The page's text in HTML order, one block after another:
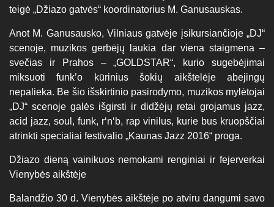
teigė „Džiazo gatvės“ koordinatorius M. Ganusauskas.
Anot M. Ganusausko, Vilniaus gatvėje įsikursiančioje „DJ“
scenoje, muzikos gerbėjų laukia dar viena staigmena –
svečias ir Prahos – „GOLDSTAR“, kurio sugebėjimai
miksuoti funk’o kūrinius šokių aikštelėje abejingų
nepalieka. Be šio išskirtinio pasirodymo, muzikos mylėtojai
„DJ“ scenoje galės išgirsti ir didžėjų retai grojamus jazz,
acid jazz, soul, funk, r‘n‘b, rap vinilus, kurie bus kruopščiai
atrinkti specialiai festivalio „Kaunas Jazz 2016“ proga.
Džiazo dieną vainikuos nemokami renginiai ir fejerverkai
Vienybės aikštėje
Balandžio 30 d. Vienybės aikštėje po atviru dangumi savo